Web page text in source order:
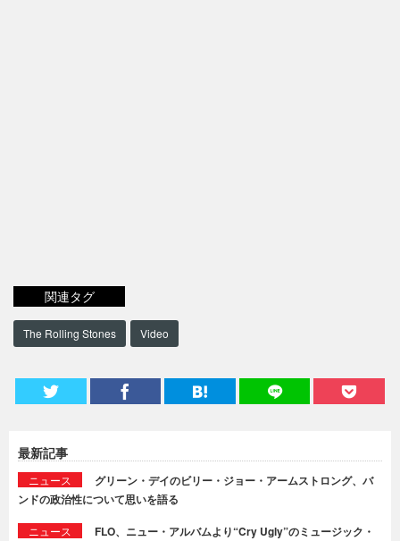
関連タグ
The Rolling Stones Video
最新記事
ニュース
グリーン・デイのビリー・ジョー・アームストロング、バ
ンドの政治性について思いを語る
ニュース
FLO、ニュー・アルバムより“Cry Ugly”のミュージック・